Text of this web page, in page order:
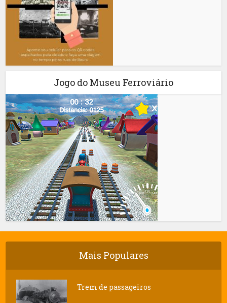
Jogo do Museu Ferroviário
Mais Populares
Trem de passageiros